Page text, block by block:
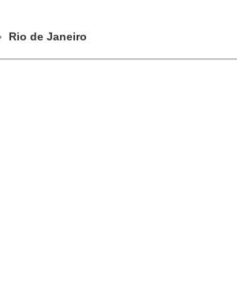
Rio de Janeiro